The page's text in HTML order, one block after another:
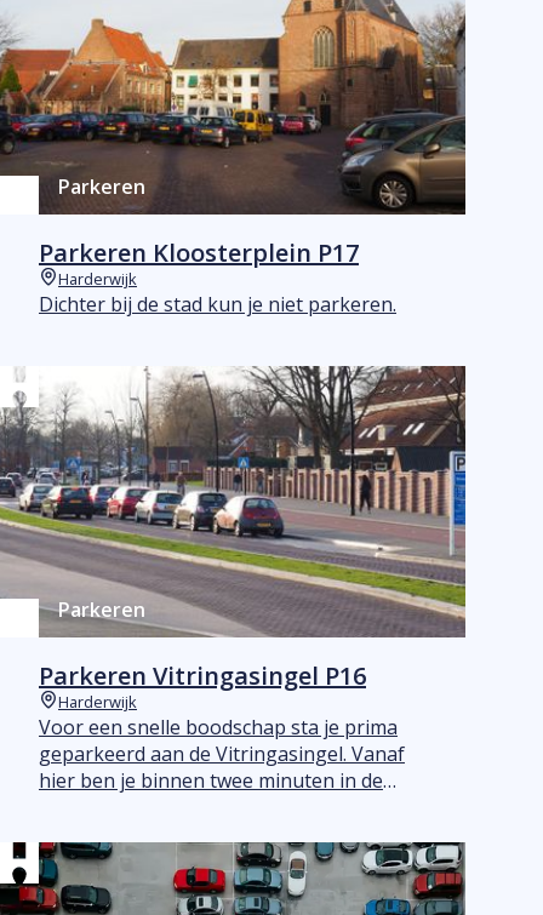
Parkeren
Parkeren Kloosterplein P17
Plaats
Harderwijk
Dichter bij de stad kun je niet parkeren.
Parkeren
Parkeren Vitringasingel P16
Plaats
Harderwijk
Voor een snelle boodschap sta je prima
geparkeerd aan de Vitringasingel. Vanaf
hier ben je binnen twee minuten in de